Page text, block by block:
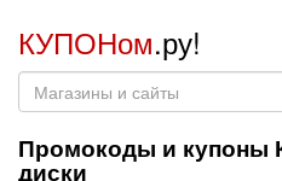
КУПОНом.ру!
Промокоды и купоны
диски